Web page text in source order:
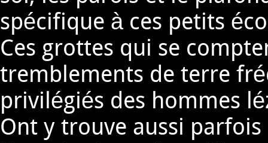
spécifique à ces petits
Ces grottes qui se
tremblements de terre
privilégiés des hommes
Ont y trouve aussi